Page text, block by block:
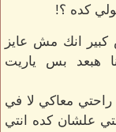
كده ؟!
انك مش عايز
هبعد بس ياريت
معاكي لا في
علشان كده انتي